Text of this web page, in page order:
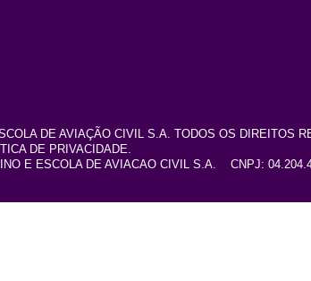
DE AVIAÇÃO CIVIL S.A. TODOS OS DIREITOS
DE PRIVACIDADE.
E ESCOLA DE AVIACAO CIVIL S.A. CNPJ: